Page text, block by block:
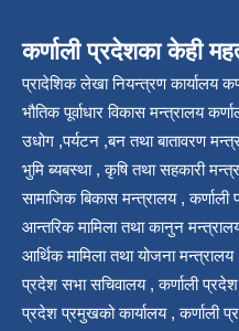
कर्णाली प्रदेशका केही
प्रादेशिक लेखा नियन्त्रण कार्यालय
भौतिक पूर्वाधार विकास मन्त्रालय
उधोग ,पर्यटन ,बन तथा बातावरण
भुमि ब्यबस्था , कृषि तथा सहकारी
सामाजिक बिकास मन्त्रालय , कर्णाली
आन्तरिक मामिला तथा कानुन
आर्थिक मामिला तथा योजना
प्रदेश सभा सचिवालय , कर्णाली प्रदेश
प्रदेश प्रमुखको कार्यालय , कर्णाली